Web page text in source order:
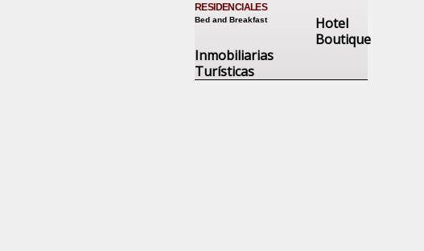
RESIDENCIALES
Bed and Breakfast
Hotel
Boutique
Inmobiliarias
Turísticas